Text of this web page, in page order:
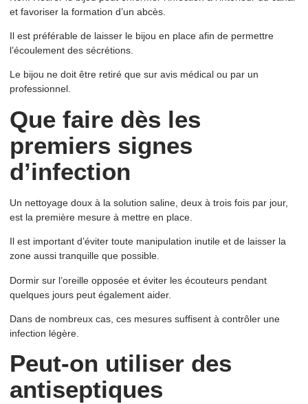
et favoriser la formation d’un abcès.
Il est préférable de laisser le bijou en place afin de permettre
l’écoulement des sécrétions.
Le bijou ne doit être retiré que sur avis médical ou par un
professionnel.
Que faire dès les
premiers signes
d’infection
Un nettoyage doux à la solution saline, deux à trois fois par jour,
est la première mesure à mettre en place.
Il est important d’éviter toute manipulation inutile et de laisser la
zone aussi tranquille que possible.
Dormir sur l’oreille opposée et éviter les écouteurs pendant
quelques jours peut également aider.
Dans de nombreux cas, ces mesures suffisent à contrôler une
infection légère.
Peut-on utiliser des
antiseptiques